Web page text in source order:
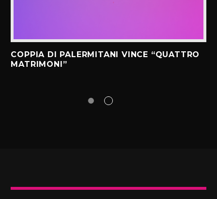
COPPIA DI PALERMITANI VINCE “QUATTRO
MATRIMONI”